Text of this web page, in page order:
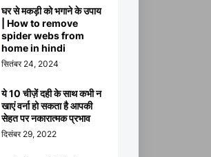
घर से मकड़ी को भगाने के उपाय
| How to remove
spider webs from
home in hindi
सितंबर 24, 2024
ये 10 चीज़ें दही के साथ कभी न
खाएं वर्ना हो सकता है आपकी
सेहत पर नकारात्मक प्रभाव
दिसंबर 29, 2022